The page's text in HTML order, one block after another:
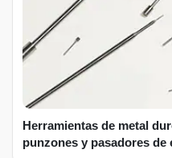
Herramientas de metal
punzones y pasadores de